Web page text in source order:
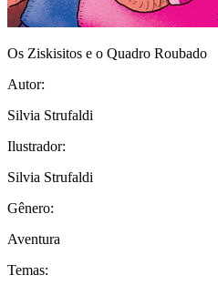
Os Ziskisitos e o Quadro Roubado
Autor:
Silvia Strufaldi
Ilustrador:
Silvia Strufaldi
Gênero:
Aventura
Temas: